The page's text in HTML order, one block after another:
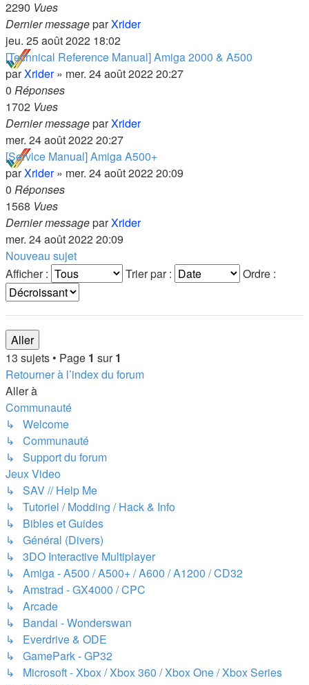
2290 Vues
Dernier messageparXrider
jeu. 25 août 2022 18:02
[Technical Reference Manual] Amiga 2000 & A500
parXrider» mer. 24 août 2022 20:27
0 Réponses
1702 Vues
Dernier messageparXrider
mer. 24 août 2022 20:27
[Service Manual] Amiga A500+
parXrider» mer. 24 août 2022 20:09
0 Réponses
1568 Vues
Dernier messageparXrider
mer. 24 août 2022 20:09
Nouveau sujet
Afficher :
Trier par : Ordre :
13 sujets • Page 1 sur1
Retourner à l’index du forum
Aller à
Communauté
↳ Welcome
↳ Communauté
↳ Support du forum
Jeux Video
↳ SAV // Help Me
↳ Tutoriel / Modding / Hack & Info
↳ Bibles et Guides
↳ Général (Divers)
↳ 3DO Interactive Multiplayer
↳ Amiga - A500 / A500+ / A600 / A1200 / CD32
↳ Amstrad - GX4000 / CPC
↳ Arcade
↳ Bandai - Wonderswan
↳ Everdrive & ODE
↳ GamePark - GP32
↳ Microsoft - Xbox / Xbox 360 / Xbox One / Xbox Series